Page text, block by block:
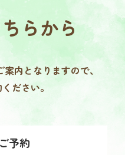
らから
案内となりますので、
ださい。
予約